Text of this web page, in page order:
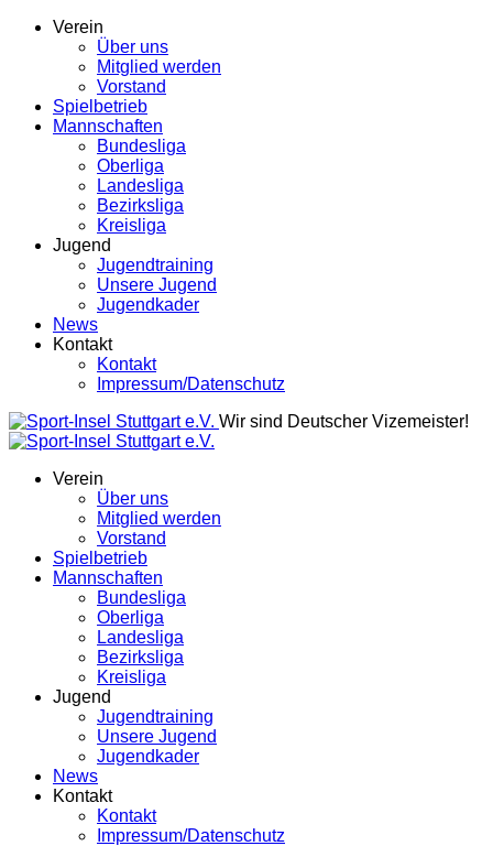
Verein
Über uns
Mitglied werden
Vorstand
Spielbetrieb
Mannschaften
Bundesliga
Oberliga
Landesliga
Bezirksliga
Kreisliga
Jugend
Jugendtraining
Unsere Jugend
Jugendkader
News
Kontakt
Kontakt
Impressum/Datenschutz
Wir sind Deutscher Vizemeister!
Verein
Über uns
Mitglied werden
Vorstand
Spielbetrieb
Mannschaften
Bundesliga
Oberliga
Landesliga
Bezirksliga
Kreisliga
Jugend
Jugendtraining
Unsere Jugend
Jugendkader
News
Kontakt
Kontakt
Impressum/Datenschutz